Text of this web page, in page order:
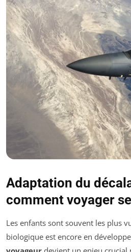
Adaptation du
comment voyager
Les enfants sont souvent les plus
biologique est encore en